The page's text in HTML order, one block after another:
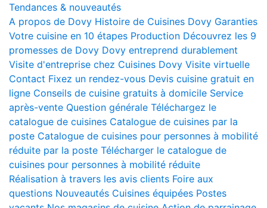
Tendances & nouveautés
A propos de Dovy Histoire de Cuisines Dovy Garanties
Votre cuisine en 10 étapes Production Découvrez les 9
promesses de Dovy Dovy entreprend durablement
Visite d'entreprise chez Cuisines Dovy Visite virtuelle
Contact Fixez un rendez-vous Devis cuisine gratuit en
ligne Conseils de cuisine gratuits à domicile Service
après-vente Question générale Téléchargez le
catalogue de cuisines Catalogue de cuisines par la
poste Catalogue de cuisines pour personnes à mobilité
réduite par la poste Télécharger le catalogue de
cuisines pour personnes à mobilité réduite
Réalisation à travers les avis clients Foire aux
questions Nouveautés Cuisines équipées Postes